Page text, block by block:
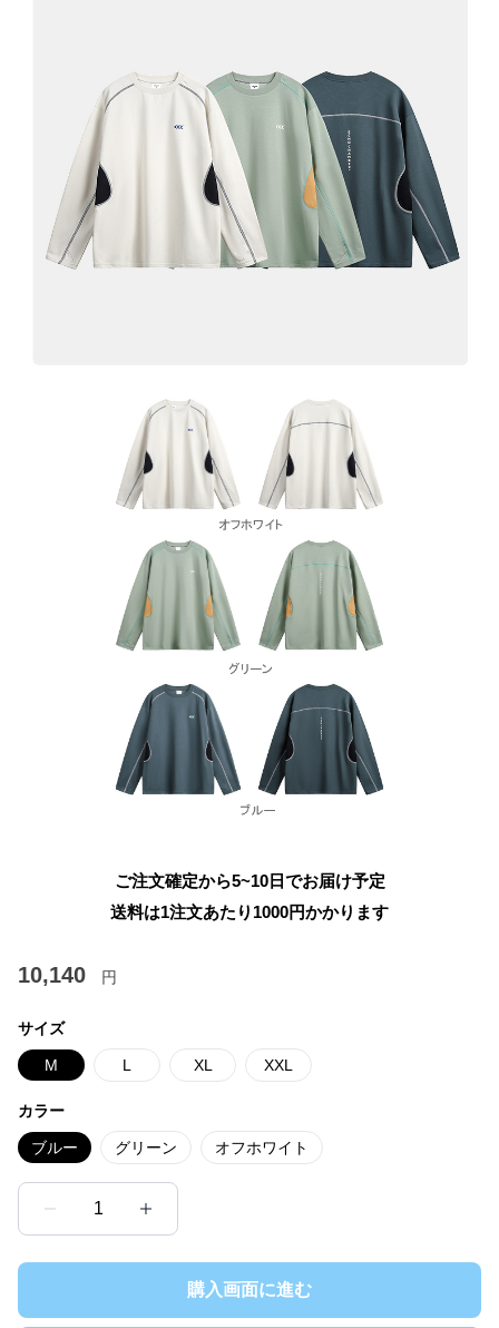
ご注文確定から5~10日でお届け予定
送料は1注文あたり 1000円かかります
10,140 円
サイズ
M L XL XXL
カラー
ブルー グリーン オフホワイト
1
購入画面に進む